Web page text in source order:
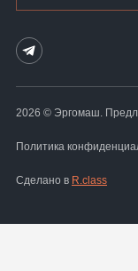
2026 © Эргомаш.
Политика
Сделано в R.class